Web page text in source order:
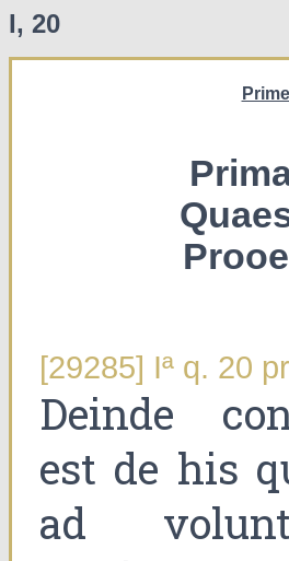
I, 20
[29285] Iª q. 20
Deinde
est de his
ad